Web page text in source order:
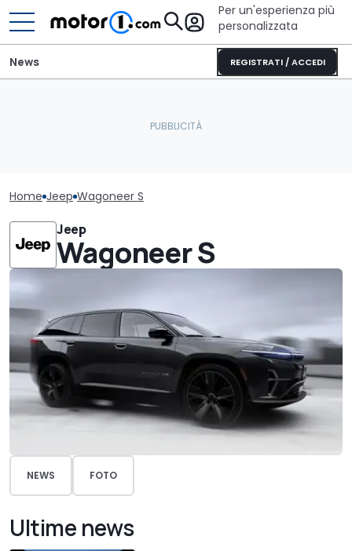
Per un'esperienza più
personalizzata
REGISTRATI / ACCEDI
News
Home Jeep Wagoneer S
Jeep
Wagoneer S
NEWS FOTO
Ultime news